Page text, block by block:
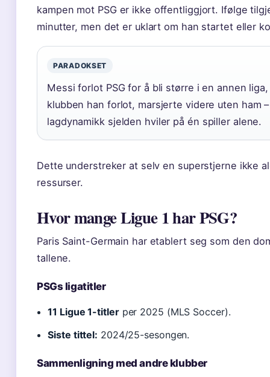
kampen mot PSG er ikke offentliggjort. Ifølge
minutter, men det er uklart om han startet eller
PARADOKSET
Messi forlot PSG for å bli større i en annen
klubben han forlot, marsjerte videre uten ham
lagdynamikk sjelden hviler på én spiller alene.
Dette understreker at selv en superstjerne ikke
ressurser.
Hvor mange Ligue 1 har PSG?
Paris Saint-Germain har etablert seg som den
tallene.
PSGs ligatitler
11 Ligue 1-titlerper 2025 (MLS Soccer).
Siste tittel: 2024/25-sesongen.
Sammenligning med andre klubber